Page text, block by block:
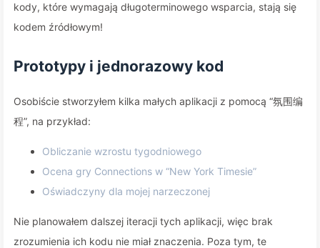
kody, które wymagają długoterminowego wsparcia, stają się
kodem źródłowym!
Prototypy i jednorazowy kod
Osobiście stworzyłem kilka małych aplikacji z pomocą “氛围编
程”, na przykład:
Obliczanie wzrostu tygodniowego
Ocena gry Connections w “New York Timesie”
Oświadczyny dla mojej narzeczonej
Nie planowałem dalszej iteracji tych aplikacji, więc brak
zrozumienia ich kodu nie miał znaczenia. Poza tym, te